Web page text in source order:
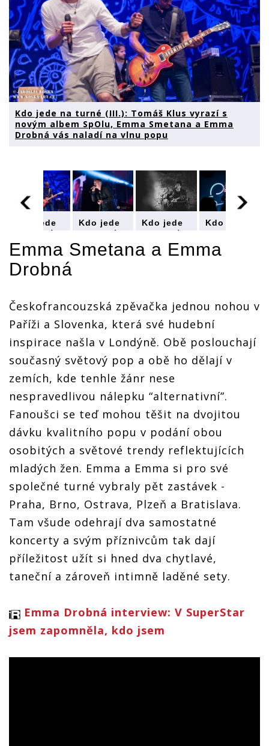
Kdo jede na turné (III.): Tomáš Klus vyrazí s
novým albem SpOlu, Emma Smetana a Emma
Drobná vás naladí na vlnu popu
Kdo jede
na turné
(III.):
Tomáš
Klus
vyrazí s
SpOlu,
Emma
Smetana a
Emma
vás naladí
na vlnu
popu
Kdo jede
na turné
(III.):
Tomáš
SpOlu,
Emma
Smetana a
Emma
vás naladí
na vlnu
popu
Kdo jede
na turné
(III.):
Tomáš
SpOlu,
Emma
Smetana a
Emma
vás naladí
popu
Kdo jede
(III.):
Tomáš
SpOlu,
Emma
Smetana a
Emma
vás naladí
Emma Smetana a Emma
Drobná
Českofrancouzská zpěvačka jednou nohou v
Paříži a Slovenka, která své hudební
inspirace našla v Londýně. Obě poslouchají
současný světový pop a obě ho dělají v
zemích, kde tenhle žánr nese
nespravedlivou nálepku “alternativní”.
Fanoušci se teď mohou těšit na dvojitou
dávku kvalitního popu v podání obou
osobitých a světové trendy reflektujících
mladých žen. Emma a Emma si pro své
společné turné vybraly pět zastávek -
Praha, Brno, Ostrava, Plzeň a Bratislava.
Tam všude odehrají dva samostatné
koncerty a svým příznivcům tak dají
příležitost užít si hned dva chytlavé,
taneční a zároveň intimně laděné sety.
Emma Drobná interview: V SuperStar
jsem zapomněla, kdo jsem